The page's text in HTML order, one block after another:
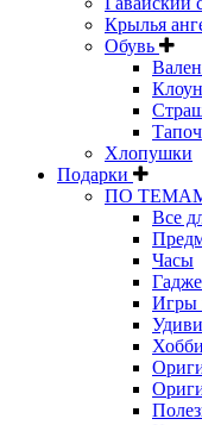
Крылья
Обувь
Хлопушки
Подарки
ПО
Все
Часы
Игры